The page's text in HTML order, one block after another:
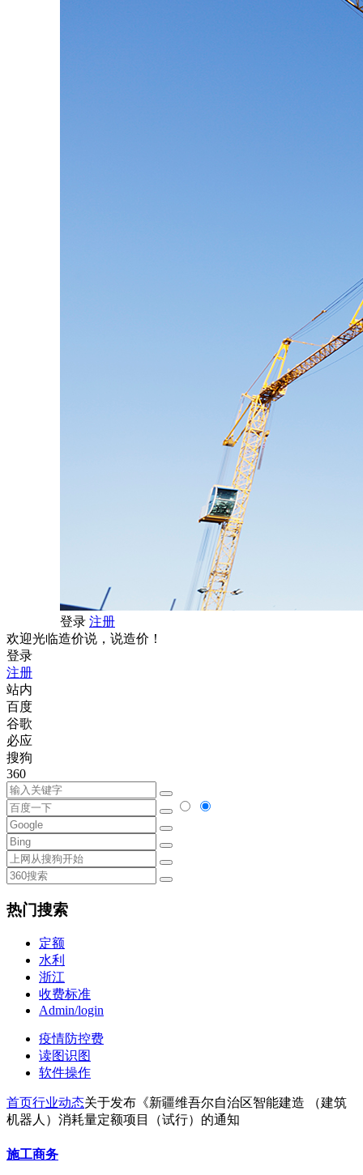
登录 注册
欢迎光临造价说，说造价！
登录
注册
站内
百度
谷歌
必应
搜狗
360
热门搜索
定额
水利
浙江
收费标准
Admin/login
疫情防控费
读图识图
软件操作
首页行业动态关于发布《新疆维吾尔自治区智能建造 （建筑
机器人）消耗量定额项目（试行）的通知
施工商务